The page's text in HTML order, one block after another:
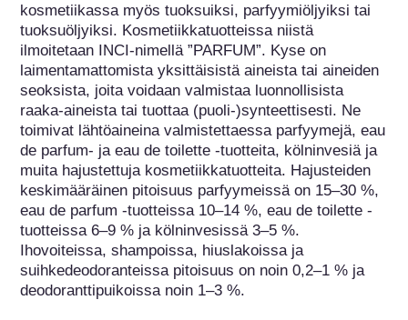
kosmetiikassa myös tuoksuiksi, parfyymiöljyiksi tai
tuoksuöljyiksi. Kosmetiikkatuotteissa niistä
ilmoitetaan INCI-nimellä ”PARFUM”. Kyse on
laimentamattomista yksittäisistä aineista tai aineiden
seoksista, joita voidaan valmistaa luonnollisista
raaka-aineista tai tuottaa (puoli-)synteettisesti. Ne
toimivat lähtöaineina valmistettaessa parfyymejä, eau
de parfum- ja eau de toilette -tuotteita, kölninvesiä ja
muita hajustettuja kosmetiikkatuotteita. Hajusteiden
keskimääräinen pitoisuus parfyymeissä on 15–30 %,
eau de parfum -tuotteissa 10–14 %, eau de toilette -
tuotteissa 6–9 % ja kölninvesissä 3–5 %.
Ihovoiteissa, shampoissa, hiuslakoissa ja
suihkedeodoranteissa pitoisuus on noin 0,2–1 % ja
deodoranttipuikoissa noin 1–3 %.